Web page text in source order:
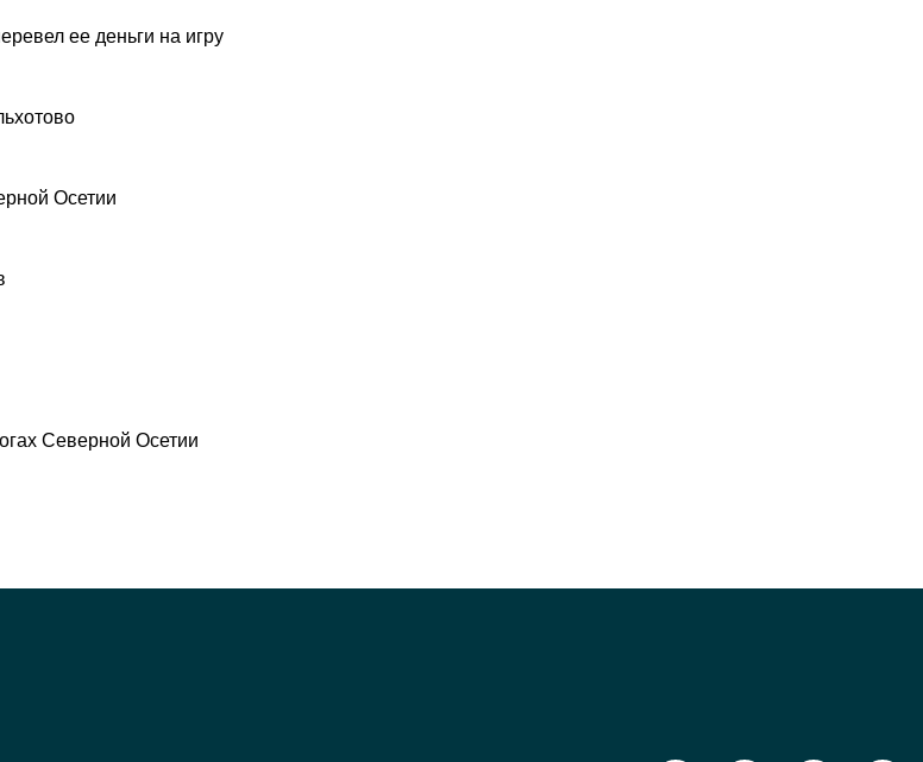
ее деньги на игру
Осетии
Северной Осетии